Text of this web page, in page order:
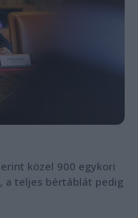
közel 900 egykori
a teljes bértáblát pedig